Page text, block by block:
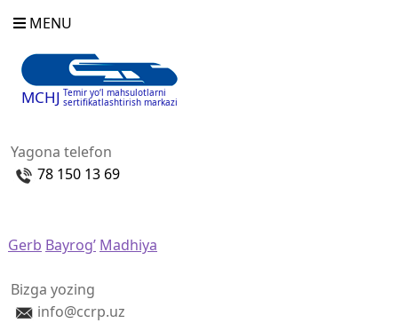
MENU
MCHJ Temir yo‘l mahsulotlarni
sertifikatlashtirish markazi
Yagona telefon
78 150 13 69
Gerb Bayrog’ Madhiya
Bizga yozing
info@ccrp.uz